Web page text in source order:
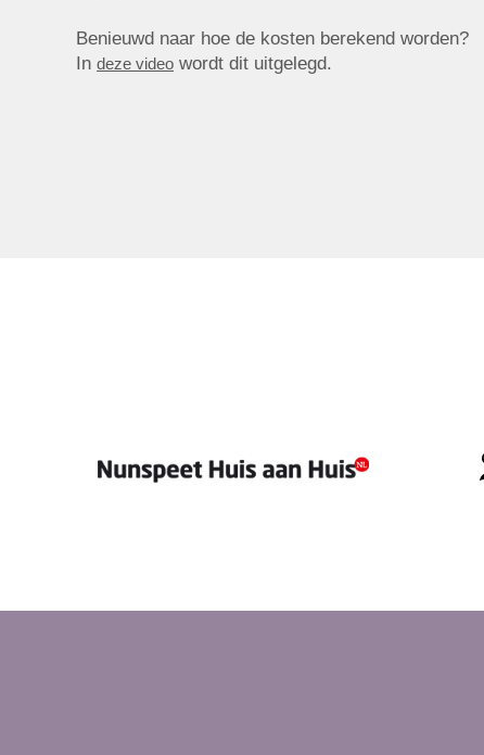
Benieuwd naar hoe de kosten berekend worden?
In deze video wordt dit uitgelegd.